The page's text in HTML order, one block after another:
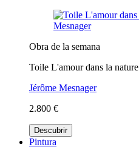
Obra de la semana
Toile L'amour dans la nature
Jérôme Mesnager
2.800 €
Descubrir
Pintura